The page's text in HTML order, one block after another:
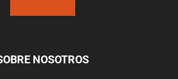
NOSOTROS